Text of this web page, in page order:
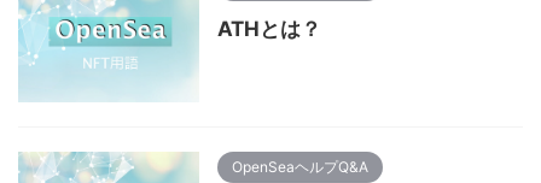
ATHとは？
OpenSeaヘルプQ&A